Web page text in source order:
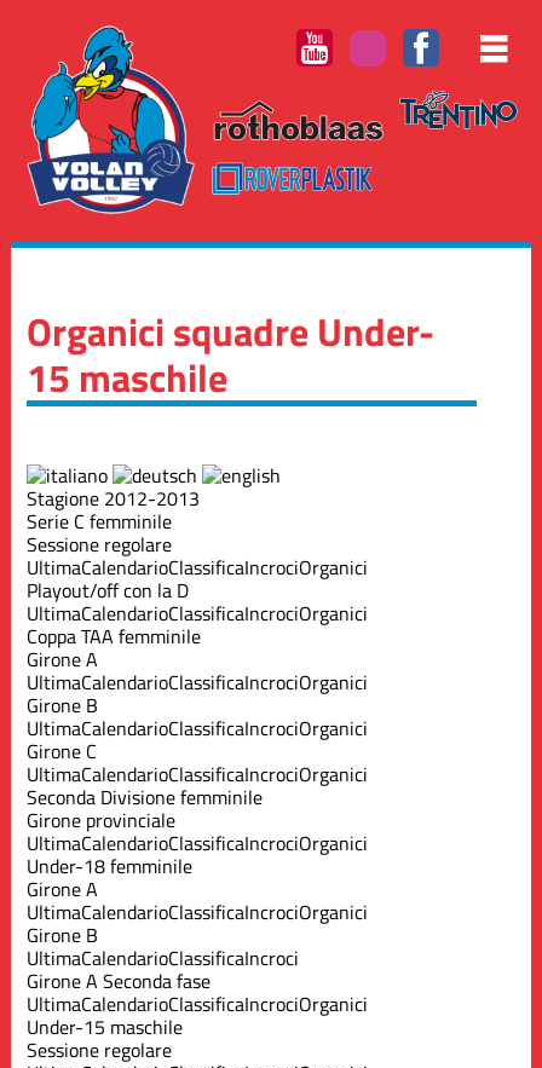
Organici squadre Under-
15 maschile
Stagione 2012-2013
Serie C femminile
Sessione regolare
UltimaCalendarioClassificaIncrociOrganici
Playout/off con la D
UltimaCalendarioClassificaIncrociOrganici
Coppa TAA femminile
Girone A
UltimaCalendarioClassificaIncrociOrganici
Girone B
UltimaCalendarioClassificaIncrociOrganici
Girone C
UltimaCalendarioClassificaIncrociOrganici
Seconda Divisione femminile
Girone provinciale
UltimaCalendarioClassificaIncrociOrganici
Under-18 femminile
Girone A
UltimaCalendarioClassificaIncrociOrganici
Girone B
UltimaCalendarioClassificaIncroci
Girone A Seconda fase
UltimaCalendarioClassificaIncrociOrganici
Under-15 maschile
Sessione regolare